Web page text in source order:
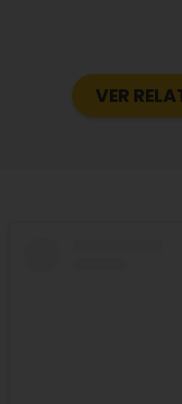
VER